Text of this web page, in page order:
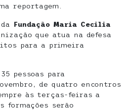
reportagem.
Fundação Maria Cecilia
que atua na defesa
para a primeira
pessoas para
de quatro encontros
às terças-feiras a
formações serão